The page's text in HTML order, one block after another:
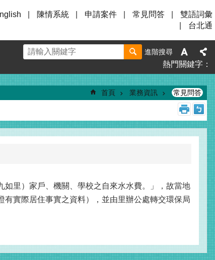
陳情系統 申請案件 常見問答
雙語詞彙
台北通
進階搜尋
熱門關鍵字
首頁 業務資訊 常見問答
里）家戶、機關、學校之自來水水費。」，故當地
實際居住事實之資料），並由里辦公處轉交環保局